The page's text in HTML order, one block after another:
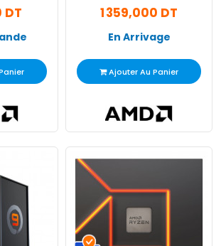
DT 1 359,000 DT
En Arrivage
Ajouter Au Panier